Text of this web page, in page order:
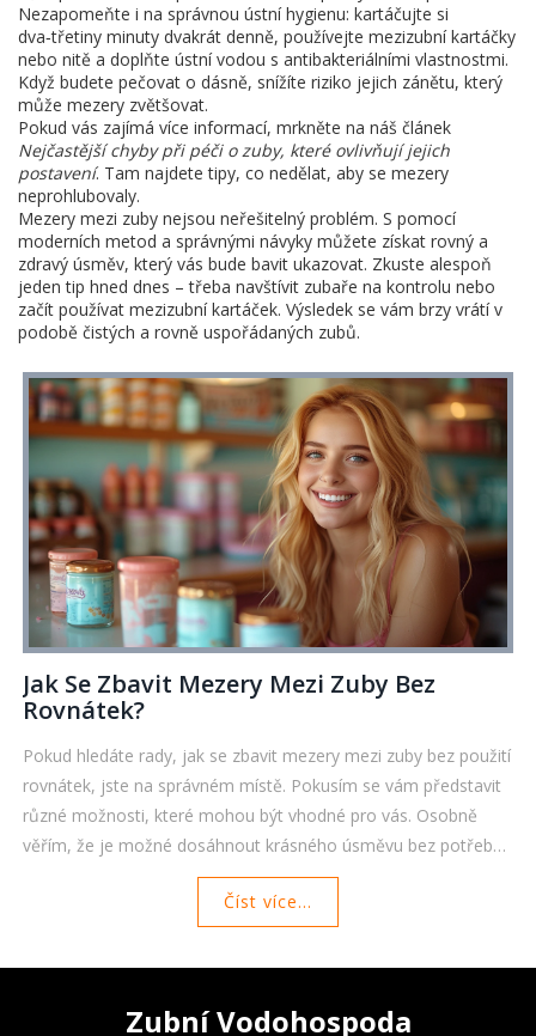
Nezapomeňte i na správnou ústní hygienu: kartáčujte si
dva‑třetiny minuty dvakrát denně, používejte mezizubní kartáčky
nebo nitě a doplňte ústní vodou s antibakteriálními vlastnostmi.
Když budete pečovat o dásně, snížíte riziko jejich zánětu, který
může mezery zvětšovat.
Pokud vás zajímá více informací, mrkněte na náš článek
Nejčastější chyby při péči o zuby, které ovlivňují jejich
postavení. Tam najdete tipy, co nedělat, aby se mezery
neprohlubovaly.
Mezery mezi zuby nejsou neřešitelný problém. S pomocí
moderních metod a správnými návyky můžete získat rovný a
zdravý úsměv, který vás bude bavit ukazovat. Zkuste alespoň
jeden tip hned dnes – třeba navštívit zubaře na kontrolu nebo
začít používat mezizubní kartáček. Výsledek se vám brzy vrátí v
podobě čistých a rovně uspořádaných zubů.
Jak Se Zbavit Mezery Mezi Zuby Bez
Rovnátek?
Pokud hledáte rady, jak se zbavit mezery mezi zuby bez použití
rovnátek, jste na správném místě. Pokusím se vám představit
různé možnosti, které mohou být vhodné pro vás. Osobně
věřím, že je možné dosáhnout krásného úsměvu bez potřeby
návštěvy ortodonty. Tak pojďme se společně podívat na to,
jak si můžeme zuby upravit doma a jaké jsou další alternativy k
Číst více...
Zubní Vodohospoda